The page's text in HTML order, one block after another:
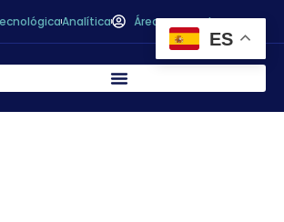
Analítica Área personal
ES